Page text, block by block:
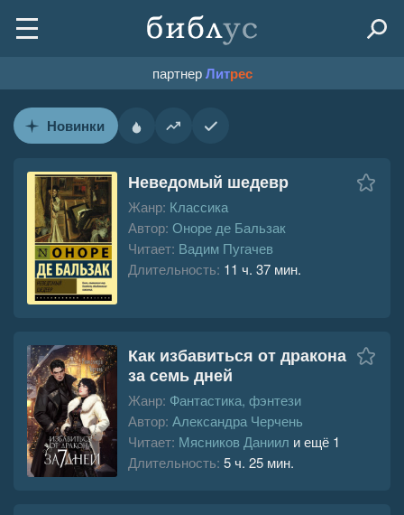
партнерЛитрес
Новинки
Неведомый шедевр
Жанр: Классика
Автор: Оноре де Бальзак
Читает: Вадим Пугачев
Длительность: 11 ч. 37 мин.
Как избавиться от дракона
за семь дней
Жанр: Фантастика, фэнтези
Автор: Александра Черчень
Читает: Мясников Даниил и ещё 1
Длительность: 5 ч. 25 мин.